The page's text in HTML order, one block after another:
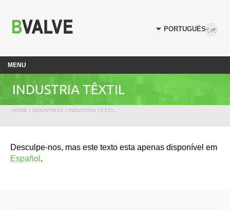
MENU
INDUSTRIA TÊXTIL
HOME / INDÚSTRIAS / INDUSTRIA TÊXTIL
Desculpe-nos, mas este texto esta apenas disponível em
Español .